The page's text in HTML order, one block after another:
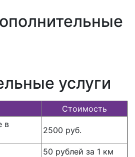
услуги
Стоимость
в
2500 руб.
50 рублей за 1 км